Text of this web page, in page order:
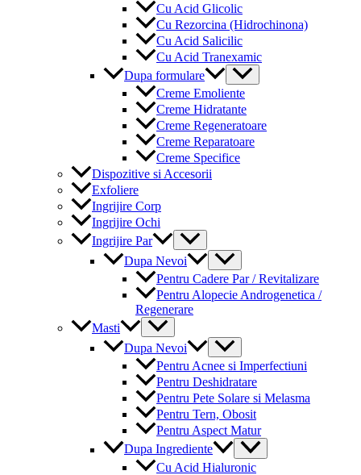
Cu Acid Glicolic
Cu Rezorcina (Hidrochinona)
Cu Acid Salicilic
Cu Acid Tranexamic
Dupa formulare
Menu
Toggle
Creme Emoliente
Creme Hidratante
Creme Regeneratoare
Creme Reparatoare
Creme Specifice
Dispozitive si Accesorii
Exfoliere
Ingrijire Corp
Ingrijire Ochi
Ingrijire Par
Menu
Toggle
Dupa Nevoi
Menu
Toggle
Pentru Cadere Par / Revitalizare
Pentru Alopecie Androgenetica /
Regenerare
Masti
Menu
Toggle
Dupa Nevoi
Menu
Toggle
Pentru Acnee si Imperfectiuni
Pentru Deshidratare
Pentru Pete Solare si Melasma
Pentru Tern, Obosit
Pentru Aspect Matur
Dupa Ingrediente
Menu
Toggle
Cu Acid Hialuronic